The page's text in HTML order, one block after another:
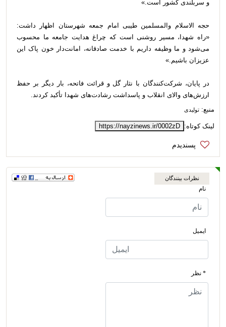
و سربلندی کشور است.»
حجه الاسلام والمسلمین طیبی امام جمعه شهرستان اظهار داشت:
«راه شهدا، مسیر روشنی است که چراغ هدایت جامعه ما محسوب
می‌شود و ما وظیفه داریم با خدمت صادقانه، امانت‌دار خون پاک این
عزیزان باشیم.»
در پایان، شرکت‌کنندگان با نثار گل و قرائت فاتحه، بار دیگر بر حفظ
ارزش‌های والای انقلاب و پاسداشت رشادت‌های شهدا تأکید کردند.
منبع: تولیدی
لینک کوتاه: https://nayzinews.ir/0002zD
نظرات بینندگان
نام
ایمیل
* نظر